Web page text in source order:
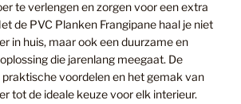
te verlengen en zorgen voor een extra
de PVC Planken Frangipane haal je niet
in huis, maar ook een duurzame en
die jarenlang meegaat. De
voordelen en het gemak van
tot de ideale keuze voor elk interieur.